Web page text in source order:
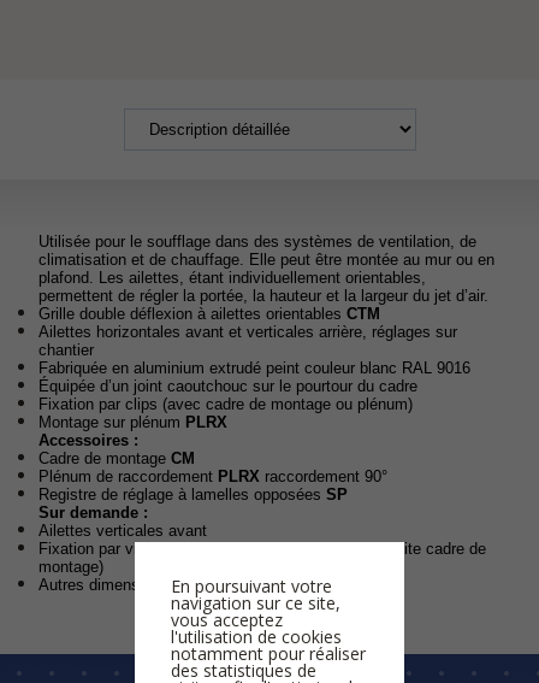
Utilisée pour le soufflage dans des systèmes de ventilation, de
climatisation et de chauffage. Elle peut être montée au mur ou en
plafond. Les ailettes, étant individuellement orientables,
permettent de régler la portée, la hauteur et la largeur du jet d’air.
Grille double déflexion à ailettes orientables CTM
Ailettes horizontales avant et verticales arrière, réglages sur
chantier
Fabriquée en aluminium extrudé peint couleur blanc RAL 9016
Équipée d’un joint caoutchouc sur le pourtour du cadre
Fixation par clips (avec cadre de montage ou plénum)
Montage sur plénum PLRX
Accessoires :
Cadre de montage CM
Plénum de raccordement PLRX raccordement 90°
Registre de réglage à lamelles opposées SP
Sur demande :
Ailettes verticales avant
Fixation par vis (cadre percé) ou vis cachée (nécessite cadre de
montage)
Autres dimensions
En poursuivant votre
navigation sur ce site,
vous acceptez
l'utilisation de cookies
notamment pour réaliser
des statistiques de